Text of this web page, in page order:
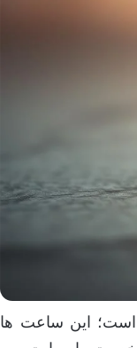
است؛ این ساعت ها